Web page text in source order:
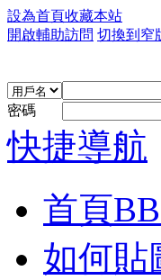
設為首頁收藏本站
開啟輔助訪問 切換到窄
密碼
快捷導航
首頁
如何貼